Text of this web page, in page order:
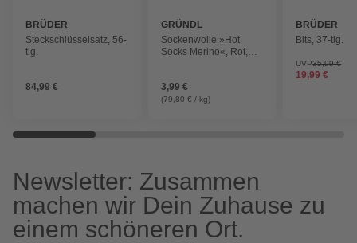
BRÜDER
MANNESMANN
Steckschlüsselsatz, 56-
tlg.
84,99 €
GRÜNDL
Sockenwolle »Hot
Socks Merino«, Rot,
3,99 €
(79,80 € / kg)
BRÜDER
Bits, 37-tlg.
UVP35,99 €
19,99 €
Newsletter: Zusammen
machen wir Dein Zuhause zu
einem schöneren Ort.